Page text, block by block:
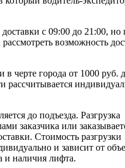
с 09:00 до 21:00, но
возможность
в черте города от 1000 руб.
рассчитывается
до подъезда. Разгрузка
заказчика или
Стоимость разгрузки
и зависит от
и наличия лифта.